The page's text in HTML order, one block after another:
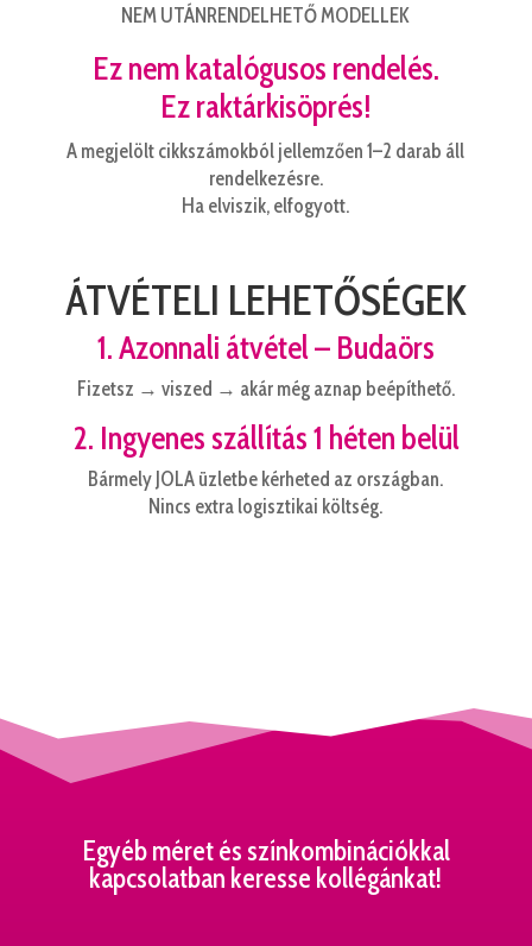
NEM UTÁNRENDELHETŐ MODELLEK
Ez nem katalógusos rendelés.
Ez raktárkisöprés!
A megjelölt cikkszámokból jellemzően 1–2 darab áll
rendelkezésre.
Ha elviszik, elfogyott.
ÁTVÉTELI LEHETŐSÉGEK
1. Azonnali átvétel – Budaörs
Fizetsz → viszed → akár még aznap beépíthető.
2. Ingyenes szállítás 1 héten belül
Bármely JOLA üzletbe kérheted az országban.
Nincs extra logisztikai költség.
Egyéb méret és színkombinációkkal
kapcsolatban keresse kollégánkat!